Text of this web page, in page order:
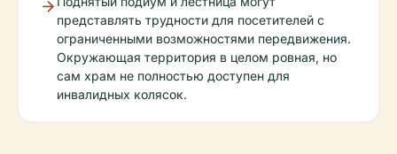
представлять трудности для посетителей с
ограниченными возможностями передвижения.
Окружающая территория в целом ровная, но
сам храм не полностью доступен для
инвалидных колясок.